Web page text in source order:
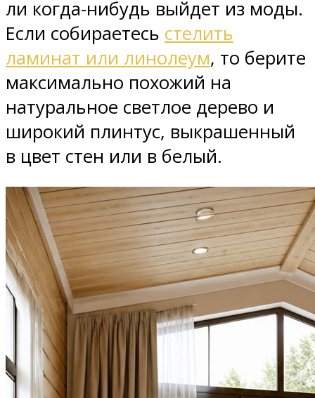
ли когда-нибудь выйдет из моды.
Если собираетесь стелить
ламинат или линолеум, то берите
максимально похожий на
натуральное светлое дерево и
широкий плинтус, выкрашенный
в цвет стен или в белый.